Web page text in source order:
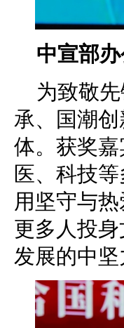
中宣部
为致敬
承、国潮
体。获奖
医、科技
用坚守与
更多人投
发展的中坚